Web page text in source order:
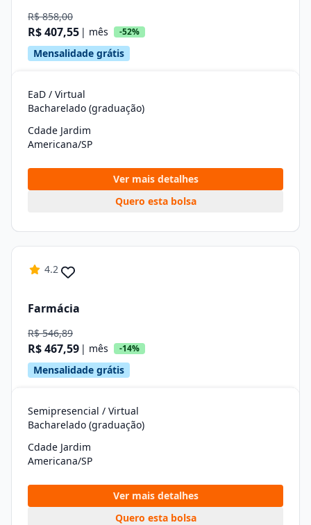
R$ 858,00
R$ 407,55 | mês -52%
Mensalidade grátis
EaD / Virtual
Bacharelado (graduação)
Cdade Jardim
Americana/SP
Ver mais detalhes
Quero esta bolsa
4.2
Farmácia
R$ 546,89
R$ 467,59 | mês -14%
Mensalidade grátis
Semipresencial / Virtual
Bacharelado (graduação)
Cdade Jardim
Americana/SP
Ver mais detalhes
Quero esta bolsa